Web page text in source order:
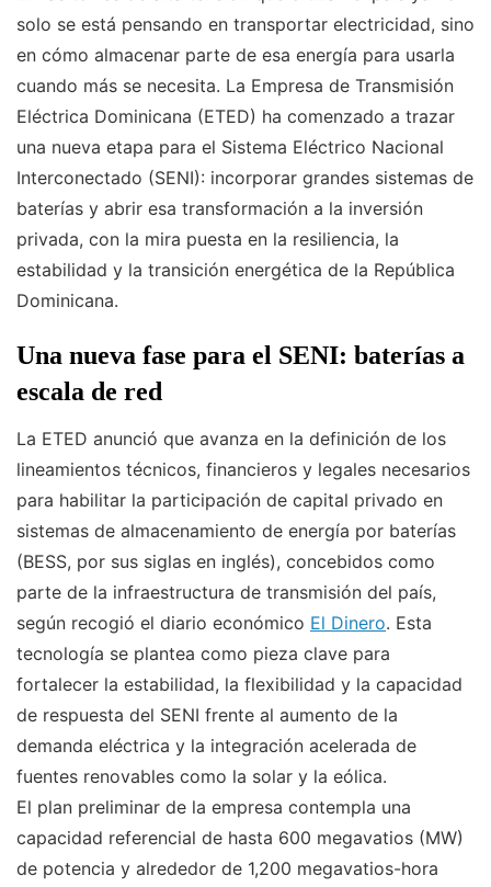
solo se está pensando en transportar electricidad, sino
en cómo almacenar parte de esa energía para usarla
cuando más se necesita. La Empresa de Transmisión
Eléctrica Dominicana (ETED) ha comenzado a trazar
una nueva etapa para el Sistema Eléctrico Nacional
Interconectado (SENI): incorporar grandes sistemas de
baterías y abrir esa transformación a la inversión
privada, con la mira puesta en la resiliencia, la
estabilidad y la transición energética de la República
Dominicana.
Una nueva fase para el SENI: baterías a
escala de red
La ETED anunció que avanza en la definición de los
lineamientos técnicos, financieros y legales necesarios
para habilitar la participación de capital privado en
sistemas de almacenamiento de energía por baterías
(BESS, por sus siglas en inglés), concebidos como
parte de la infraestructura de transmisión del país,
según recogió el diario económico El Dinero. Esta
tecnología se plantea como pieza clave para
fortalecer la estabilidad, la flexibilidad y la capacidad
de respuesta del SENI frente al aumento de la
demanda eléctrica y la integración acelerada de
fuentes renovables como la solar y la eólica.
El plan preliminar de la empresa contempla una
capacidad referencial de hasta 600 megavatios (MW)
de potencia y alrededor de 1,200 megavatios-hora